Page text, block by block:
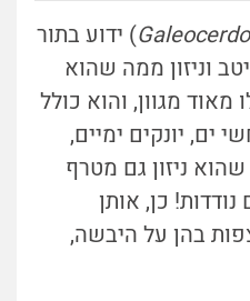
) ידוע בתור
וניזון ממה שהוא
מגוון, והוא כולל
ים, יונקים ימיים,
ניזון גם מטרף
כן, אותן
בהן על היבשה,